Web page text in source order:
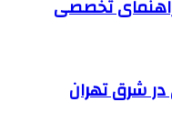
تخصصی
شرق تهران